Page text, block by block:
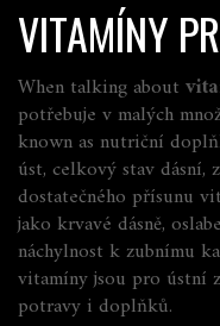
VITAMÍNY
When talking about
potřebuje v malých
known as nutriční
úst, celkový stav dásní,
dostatečného přísunu
jako krvavé dásně,
náchylnost k zubnímu
vitamíny jsou pro ústní
potravy i doplňků.